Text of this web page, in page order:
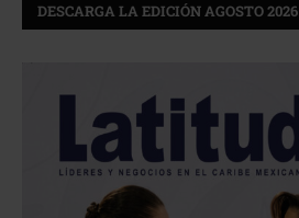
DESCARGA LA EDICIÓN AGOSTO 2026